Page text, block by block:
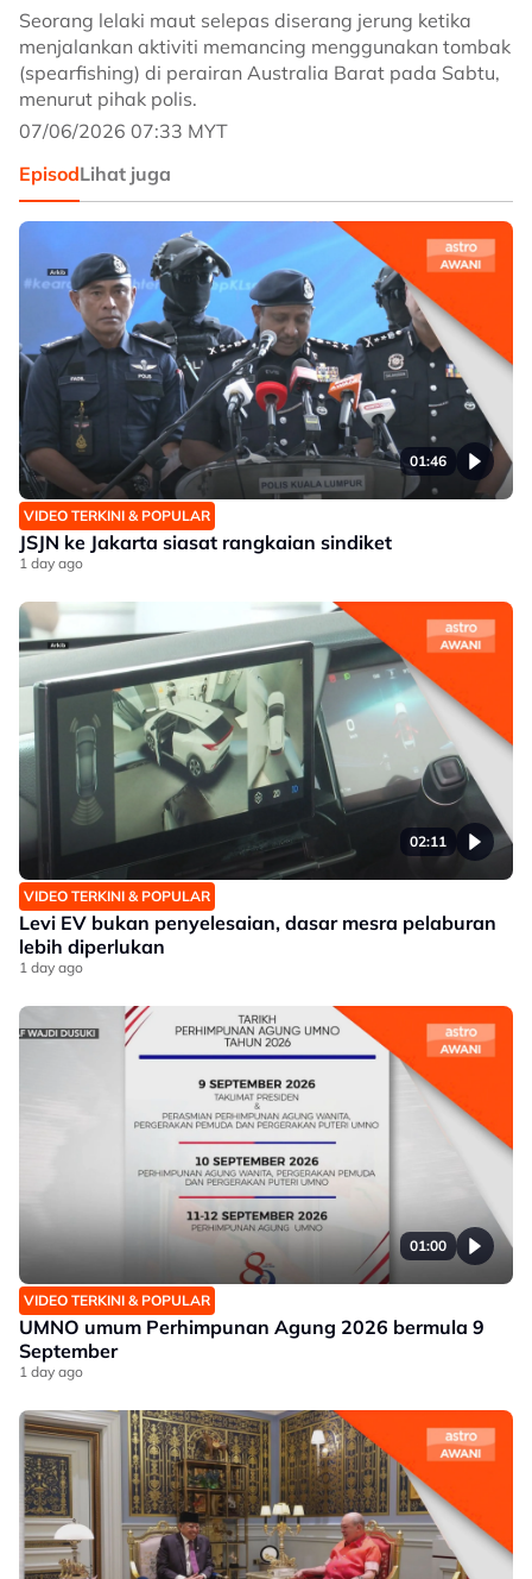
Seorang lelaki maut selepas diserang jerung ketika
menjalankan aktiviti memancing menggunakan tombak
(spearfishing) di perairan Australia Barat pada Sabtu,
menurut pihak polis.
07/06/2026 07:33 MYT
EpisodLihat juga
01:46
VIDEO TERKINI & POPULAR
JSJN ke Jakarta siasat rangkaian sindiket
1 day ago
02:11
VIDEO TERKINI & POPULAR
Levi EV bukan penyelesaian, dasar mesra pelaburan
lebih diperlukan
1 day ago
01:00
VIDEO TERKINI & POPULAR
UMNO umum Perhimpunan Agung 2026 bermula 9
September
1 day ago